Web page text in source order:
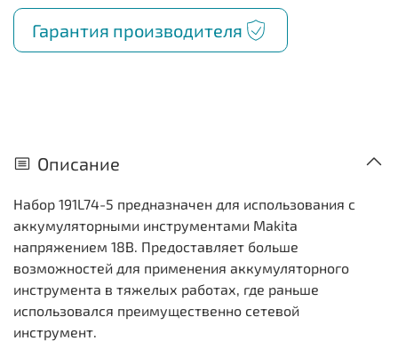
Гарантия производителя
Описание
Набор 191L74-5 предназначен для использования с
аккумуляторными инструментами Makita
напряжением 18В. Предоставляет больше
возможностей для применения аккумуляторного
инструмента в тяжелых работах, где раньше
использовался преимущественно сетевой
инструмент.